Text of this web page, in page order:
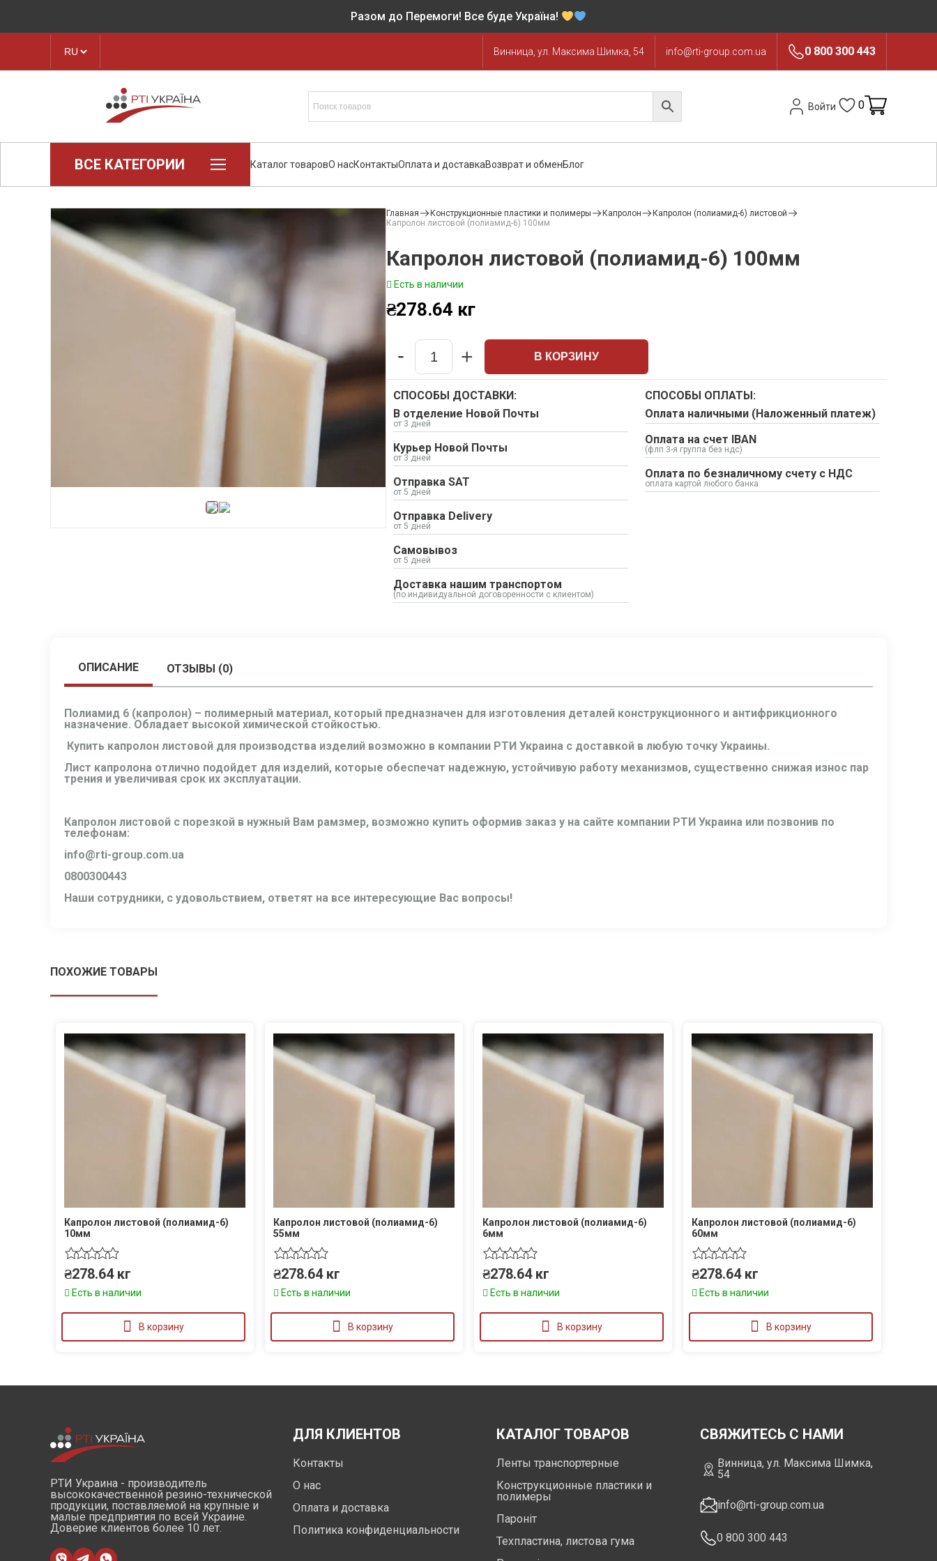
Разом до Перемоги! Все буде Україна!
Винница, ул. Максима Шимка, 54 info@rti-group.com.ua 0 800 300 443
Войти 0
ВСЕ КАТЕГОРИИ
Паронит
Техпластина, листовая резина
Конструкционные пластики и
полимеры
Ленты транспортерные
Каталог товаровО насКонтактыОплата и доставкаВозврат и обменБлог
Главная Конструкционные пластики и полимеры Капролон
Капролон (полиамид-6) листовой
Капролон листовой (полиамид-6) 100мм
Капролон листовой (полиамид-6) 100мм
Есть в наличии
₴278.64 кг
Quantity
- + В КОРЗИНУ
СПОСОБЫ ДОСТАВКИ:
В отделение Новой Почты
от 3 дней
Курьер Новой Почты
от 3 дней
Отправка SAT
от 5 дней
Отправка Delivery
от 5 дней
Самовывоз
от 5 дней
Доставка нашим транспортом
(по индивидуальной договоренности с клиентом)
СПОСОБЫ ОПЛАТЫ:
Оплата наличными (Наложенный платеж)
Оплата на счет IBAN
(флп 3-я группа без ндс)
Оплата по безналичному счету с НДС
оплата картой любого банка
ОПИСАНИЕ ОТЗЫВЫ (0)
Полиамид 6 (капролон) – полимерный материал, который предназначен для изготовления деталей конструкционного и антифрикционного
назначение. Обладает высокой химической стойкостью.
Купить капролон листовой для производства изделий возможно в компании РТИ Украина с доставкой в любую точку Украины.
Лист капролона отлично подойдет для изделий, которые обеспечат надежную, устойчивую работу механизмов, существенно снижая износ пар
трения и увеличивая срок их эксплуатации.
Капролон листовой с порезкой в нужный Вам рамзмер, возможно купить оформив заказ у на сайте компании РТИ Украина или позвонив по
телефонам:
info@rti-group.com.ua
0800300443
Наши сотрудники, с удовольствием, ответят на все интересующие Вас вопросы!
ПОХОЖИЕ ТОВАРЫ
Капролон листовой (полиамид-6)
10мм
₴278.64 кг
Есть в наличии
В корзину
Капролон листовой (полиамид-6)
55мм
₴278.64 кг
Есть в наличии
В корзину
Капролон листовой (полиамид-6)
6мм
₴278.64 кг
Есть в наличии
В корзину
Капролон листовой (полиамид-6)
60мм
₴278.64 кг
Есть в наличии
В корзину
РТИ Украина - производитель
высококачественной резино-технической
продукции, поставляемой на крупные и
малые предприятия по всей Украине.
Доверие клиентов более 10 лет.
ДЛЯ КЛИЕНТОВ
Контакты
О нас
Оплата и доставка
Политика конфиденциальности
КАТАЛОГ ТОВАРОВ
Ленты транспортерные
Конструкционные пластики и
полимеры
Пароніт
Техпластина, листова гума
СВЯЖИТЕСЬ С НАМИ
Винница, ул. Максима Шимка,
54
info@rti-group.com.ua
0 800 300 443